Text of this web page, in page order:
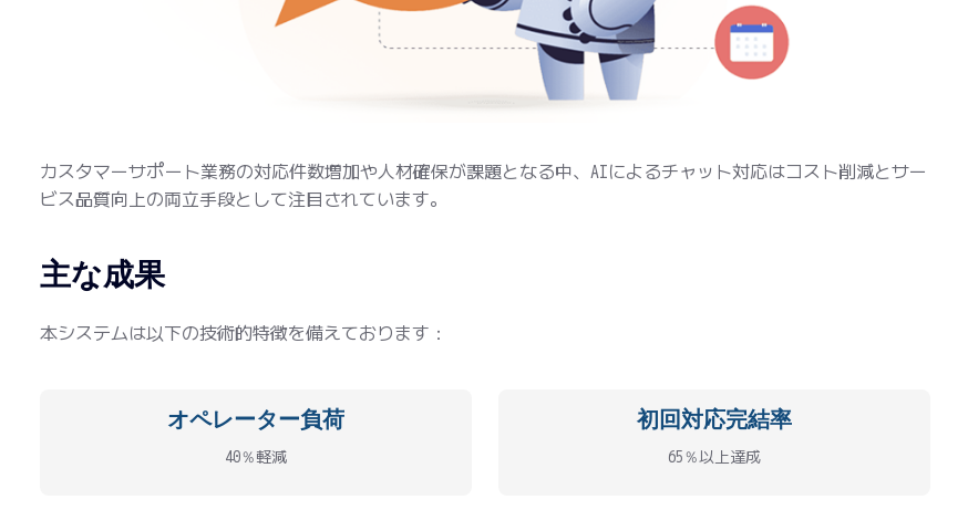
カスタマーサポート業務の対応件数増加や人材確保が課題となる中、AIによるチャット対応はコスト削減とサー
ビス品質向上の両立手段として注目されています。
主な成果
本システムは以下の技術的特徴を備えております：
オペレーター負荷
40％軽減
初回対応完結率
65％以上達成